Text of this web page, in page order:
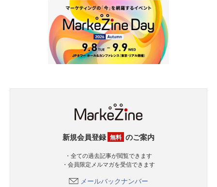
新規会員登録 無料 のご案内
・全ての過去記事が閲覧できます
・会員限定メルマガを受信できます
メールバックナンバー